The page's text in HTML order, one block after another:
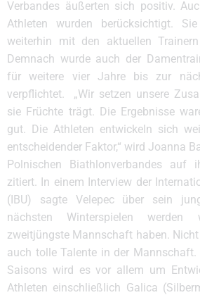
Verbandes äußerten sich positiv.
Athleten wurden berücksichtigt.
weiterhin mit den aktuellen Trainern
Demnach wurde auch der
für weitere vier Jahre bis zur
verpflichtet. „Wir setzen unsere
sie Früchte trägt. Die Ergebnisse
gut. Die Athleten entwickeln sich
entscheidender Faktor,“ wird Joanna
Polnischen Biathlonverbandes auf
zitiert. In einem Interview der
(IBU) sagte Velepec über sein
nächsten Winterspielen
zweitjüngste Mannschaft haben.
auch tolle Talente in der
Saisons wird es vor allem um
Athleten einschließlich Galica